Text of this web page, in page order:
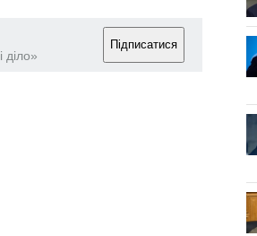
діло»
Підписатися